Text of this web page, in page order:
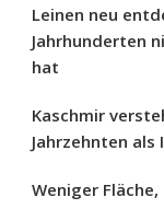
Leinen neu
Jahrhunderten
hat
Kaschmir
Jahrzehnten
Weniger